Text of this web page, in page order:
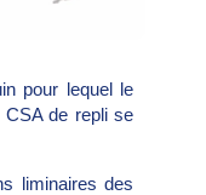
pour lequel le
CSA de repli se
liminaires des